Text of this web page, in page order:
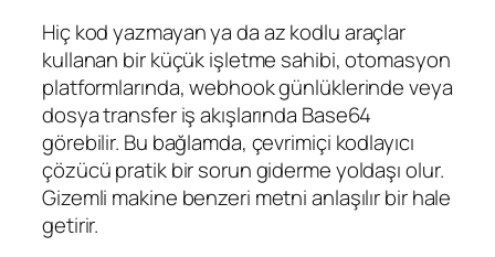
Hiç kod yazmayan ya da az kodlu araçlar
kullanan bir küçük işletme sahibi, otomasyon
platformlarında, webhook günlüklerinde veya
dosya transfer iş akışlarında Base64
görebilir. Bu bağlamda, çevrimiçi kodlayıcı
çözücü pratik bir sorun giderme yoldaşı olur.
Gizemli makine benzeri metni anlaşılır bir hale
getirir.